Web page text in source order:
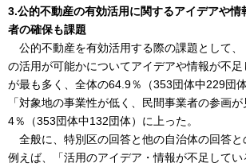
3.公的不動産の有効活用に関するアイデアや情
者の確保も課題
公的不動産を有効活用する際の課題として、
の活用が可能かについてアイデアや情報が不
が最も多く、全体の64.9％（353団体中229団
「対象地の事業性が低く、民間事業者の参画
4％（353団体中132団体）に上った。
全般に、特別区の回答と他の自治体の回答と
例えば、「活用のアイデア・情報が不足してい